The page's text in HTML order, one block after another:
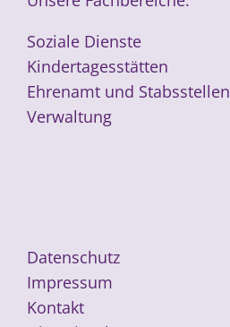
Soziale Dienste
Kindertagesstätten
Ehrenamt und Stabsstellen
Verwaltung
Datenschutz
Impressum
Kontakt